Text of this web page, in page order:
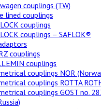
couplings (TW)
lined couplings
couplings
couplings – SAFLOK®
couplings
couplings
couplings NOR
couplings ROTTA
couplings GOST no.